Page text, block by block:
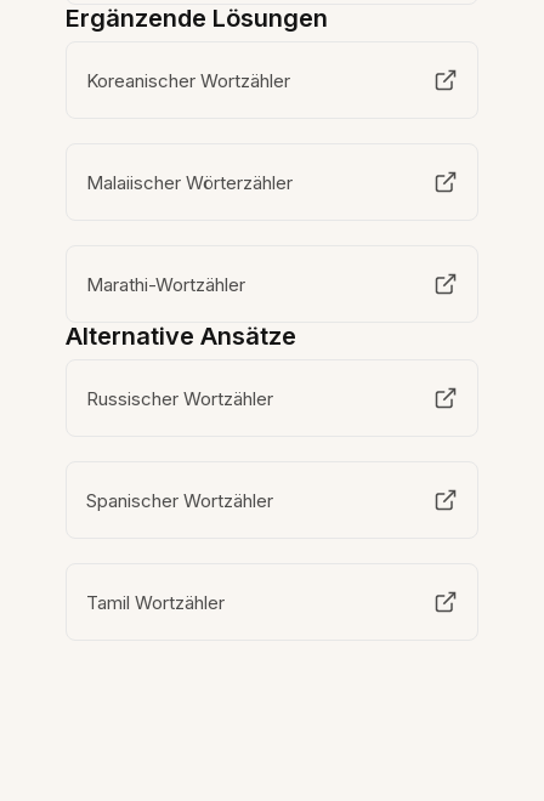
Ergänzende Lösungen
Koreanischer Wortzähler
Malaiischer Wörterzähler
Marathi-Wortzähler
Alternative Ansätze
Russischer Wortzähler
Spanischer Wortzähler
Tamil Wortzähler